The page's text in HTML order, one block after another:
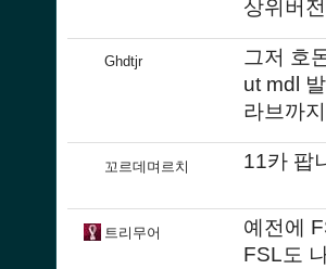
상위버
Ghdtjr
그저 호
ut mdl
라브까
꼬르데며르치 11카 팝
트리무어
예전에
FSL도